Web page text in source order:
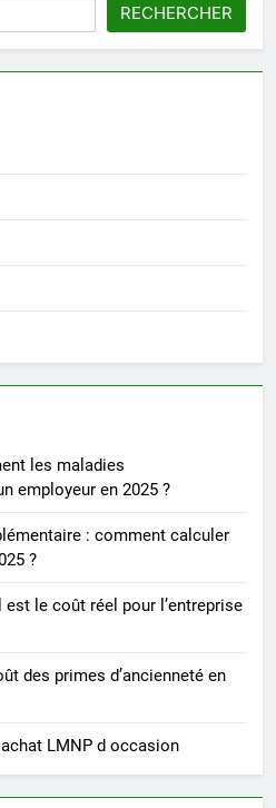
RECHERCHER
les maladies
employeur en 2025 ?
: comment calculer
?
est le coût réel pour l’entreprise
des primes d’ancienneté en
LMNP d occasion